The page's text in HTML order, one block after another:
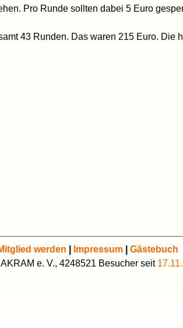
Pro Runde sollten dabei 5 Euro
43 Runden. Das waren 215 Euro. Die
werden Impressum| Gästebuch
e. V., 4248521 Besucher seit